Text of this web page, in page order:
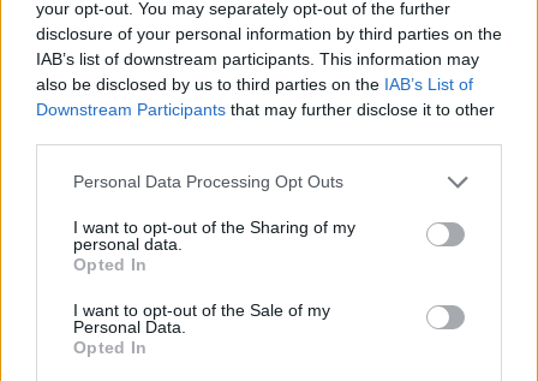
your opt-out. You may separately opt-out of the further
disclosure of your personal information by third parties on the
IAB’s list of downstream participants. This information may
also be disclosed by us to third parties on the IAB’s List of
Downstream Participants that may further disclose it to other
Personal Data Processing Opt Outs
I want to opt-out of the Sharing of my
personal data.
Opted In
I want to opt-out of the Sale of my
Personal Data.
Opted In
07/08/2026 - 16:38 ΕΠΙΧΕΙΡΗΣΕΙΣ
Στρατηγική επένδυση του EFA GROUP στη Fractal
για την ανάπτυξη προηγμένων αμυντικών
τεχνολογιών
07/08/2026 - 16:11 ΕΠΙΧΕΙΡΗΣΕΙΣ
Συνάλλαγμα: Το ευρώ ενισχύεται 0,08%, στα
1,1534 δολάρια
07/08/2026 - 15:45 ΟΙΚΟΝΟΜΙΑ
Χρηματιστήριο: Στις 2.623,19 μονάδες ο Γενικός
Δείκτης Τιμών, με άνοδο 0,57%
07/08/2026 - 15:21